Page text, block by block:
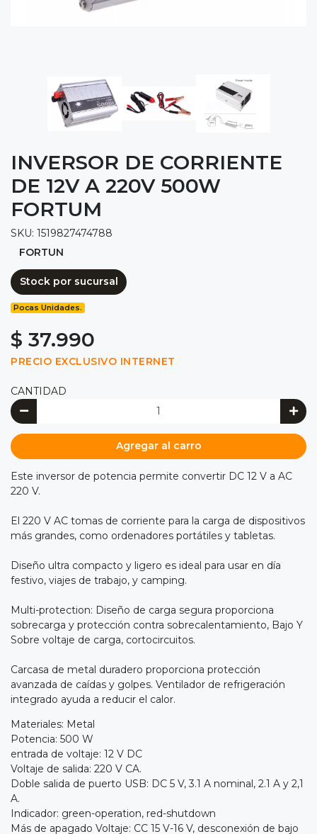
INVERSOR DE CORRIENTE
DE 12V A 220V 500W
FORTUM
SKU: 1519827474788
FORTUN
Stock por sucursal
Pocas Unidades.
$ 37.990
PRECIO EXCLUSIVO INTERNET
CANTIDAD
Agregar al carro
Este inversor de potencia permite convertir DC 12 V a AC
220 V.
El 220 V AC tomas de corriente para la carga de dispositivos
más grandes, como ordenadores portátiles y tabletas.
Diseño ultra compacto y ligero es ideal para usar en día
festivo, viajes de trabajo, y camping.
Multi-protection: Diseño de carga segura proporciona
sobrecarga y protección contra sobrecalentamiento, Bajo Y
Sobre voltaje de carga, cortocircuitos.
Carcasa de metal duradero proporciona protección
avanzada de caídas y golpes. Ventilador de refrigeración
integrado ayuda a reducir el calor.
Materiales: Metal
Potencia: 500 W
entrada de voltaje: 12 V DC
Voltaje de salida: 220 V CA.
Doble salida de puerto USB: DC 5 V, 3.1 A nominal, 2.1 A y 2,1
A.
Indicador: green-operation, red-shutdown
Más de apagado Voltaje: CC 15 V-16 V, desconexión de bajo